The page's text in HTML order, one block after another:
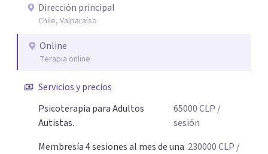
que "enmascarar" tu identidad por años, mi trabajo está
profundamente basado en la comprensión del Trauma
Complejo y la subjetividad (Psicoterapia Lacaniana). No
se trata solo de herramientas, sino de sanar la raíz del
agotamiento. Modalidad: Atención 100% Online (Video o
Solo Voz, tú eliges). La comodidad de tu propio espacio es
un camino de sanación profunda, nos encontramos. Gran
Dirección principal
Chile, Valparaíso
Online
Terapia online
Servicios y precios
Psicoterapia para Adultos
Autistas.
65000CLP /
sesión
Membresía 4 sesiones al mes de una 230000CLP /